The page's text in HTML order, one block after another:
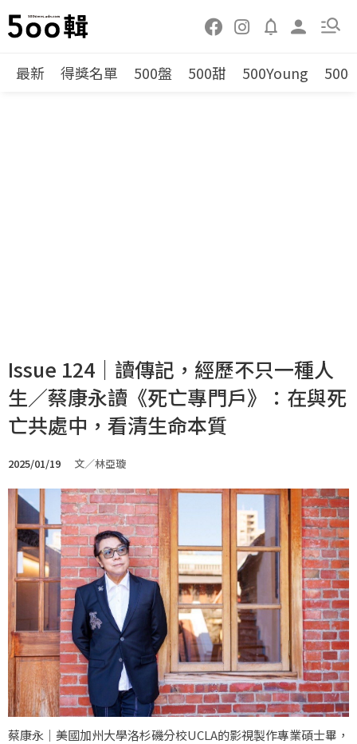
最新 得獎名單 500盤 500甜 500Young 500
Issue 124｜讀傳記，經歷不只一種人
生／蔡康永讀《死亡專門戶》：在與死
亡共處中，看清生命本質
2025/01/19 文／林亞璇
蔡康永｜美國加州大學洛杉磯分校UCLA的影視製作專業碩士畢，